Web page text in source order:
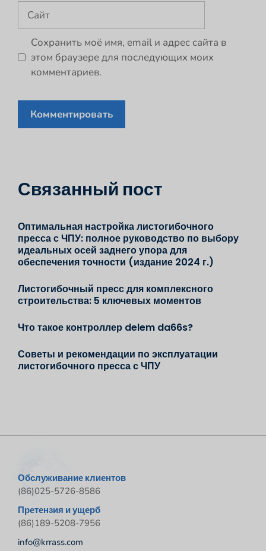
Сайт
Сохранить моё имя, email и адрес сайта в
этом браузере для последующих моих
комментариев.
Связанный пост
Оптимальная настройка листогибочного
пресса с ЧПУ: полное руководство по выбору
идеальных осей заднего упора для
обеспечения точности (издание 2024 г.)
Листогибочный пресс для комплексного
строительства: 5 ключевых моментов
Что такое контроллер delem da66s?
Советы и рекомендации по эксплуатации
листогибочного пресса с ЧПУ
Обслуживание клиентов
(86)025-5726-8586
Претензия и ущерб
(86)189-5208-7956
info@krrass.com